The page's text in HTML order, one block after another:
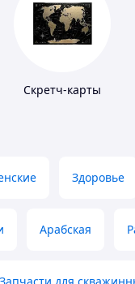
Скретч-карты
Здоровье
Арабская